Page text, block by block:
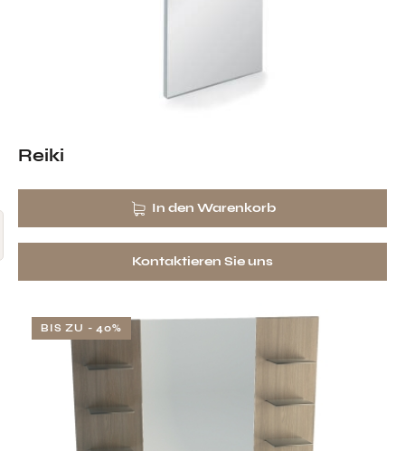
Reiki
In den Warenkorb
Kontaktieren Sie uns
BIS ZU - 40%